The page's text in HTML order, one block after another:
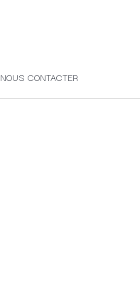
NOUS CONTACTER